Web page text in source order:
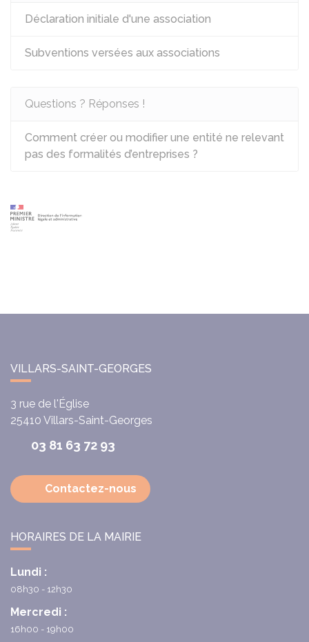
Déclaration initiale d'une association
Subventions versées aux associations
Questions ? Réponses !
Comment créer ou modifier une entité ne relevant
pas des formalités d’entreprises ?
VILLARS-SAINT-GEORGES
3 rue de l'Église
25410 Villars-Saint-Georges
03 81 63 72 93
Contactez-nous
HORAIRES DE LA MAIRIE
Lundi :
08h30 - 12h30
Mercredi :
16h00 - 19h00